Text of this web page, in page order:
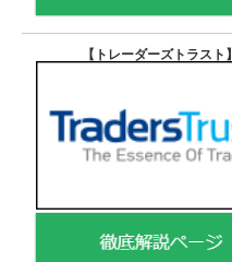
【トレーダーズトラスト 】